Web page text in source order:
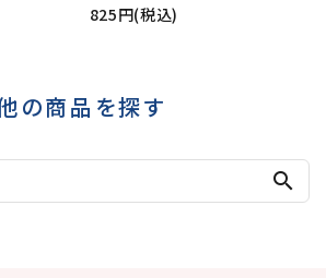
825円(税込)
の商品を探す
search